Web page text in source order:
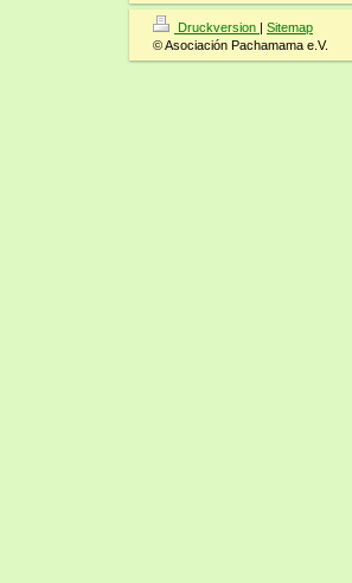
Druckversion | Sitemap
© Asociación Pachamama e.V.